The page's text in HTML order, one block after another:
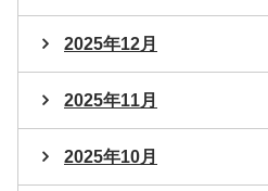
2025年12月
2025年11月
2025年10月